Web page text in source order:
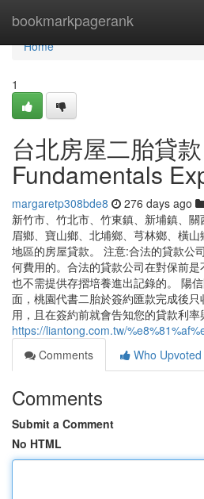
bookmarkpagerank
Home
Home
1
台北房屋二胎貸款
Fundamentals
margaretp308bde8 276 days ago
新竹市、竹北市、竹東鎮、新埔鎮、
眉鄉、寶山鄉、北埔鄉、芎林鄉、橫
地區的房屋貸款。 注意:合法的貸款公
何費用的。合法的貸款公司在對保前
也不需提供存摺培養進出記錄的。 陽
面，桃園代書二胎於簽約匯款完成後
用，且在簽約前就會告知您的貸款利率
https://liantong.com.tw/
Comments
Who Upvoted
Comments
Submit a Comment
No HTML